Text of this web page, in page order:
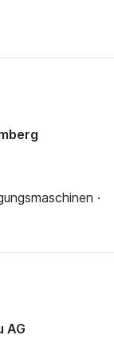
·
AG